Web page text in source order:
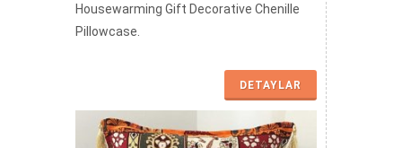
Housewarming Gift Decorative Chenille
Pillowcase.
DETAYLAR